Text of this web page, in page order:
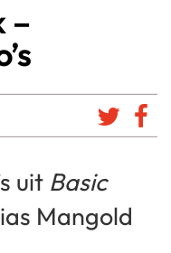
–
uit Basic
Mangold